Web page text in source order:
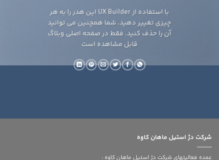
با استفاده از UX Builder این هدر را به هر
چیزی تغییر دهید. شما همچنین می توانید
آن را حذف کنید. فقط در صفحه اصلی وبلاگ
قابل مشاهده است
شرکت دژ استیل ماهان کاوه
عمده فعالیتهای شرکت دژ استیل ماهان کاوه :